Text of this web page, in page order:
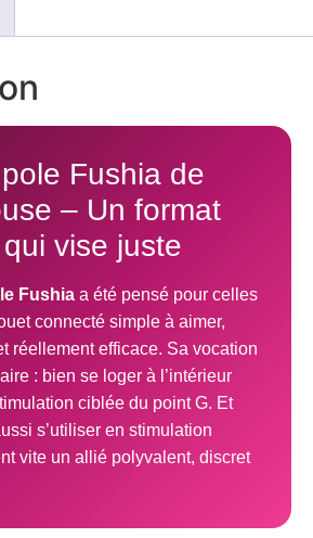
Fushia de
– Un format
vise juste
Fushia a été pensé pour celles
connecté simple à aimer,
réellement efficace. Sa vocation
: bien se loger à l’intérieur
ciblée du point G. Et
s’utiliser en stimulation
vite un allié polyvalent, discret